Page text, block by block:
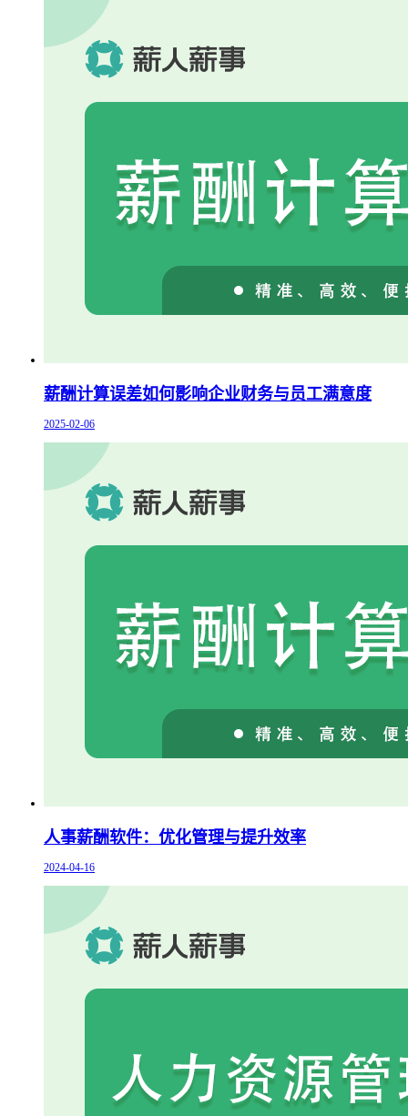
薪酬计算误差如何影响企业财务与员工满意度
2025-02-06
人事薪酬软件：优化管理与提升效率
2024-04-16